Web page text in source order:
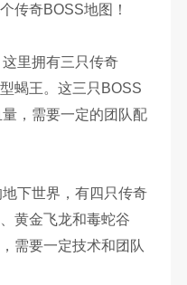
传奇BOSS地图！
里拥有三只传奇
蝎王。这三只BOSS
，需要一定的团队配
下世界，有四只传奇
黄金飞龙和毒蛇谷
需要一定技术和团队